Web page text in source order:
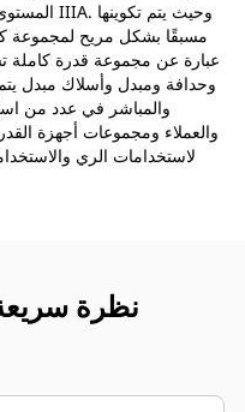
مسبقًا بشكل مريح لمجموعة
وحدافة ومبدل وأسلاك مبدل
والمباشر في عدد من
والعملاء ومجموعات أجهزة
نظرة